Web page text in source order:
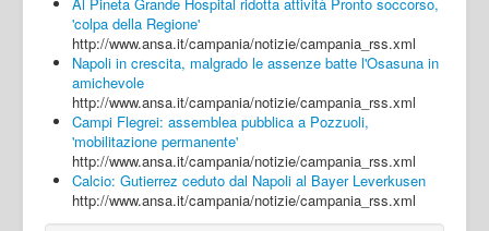
'colpa della Regione'
http://www.ansa.it/campania/notizie/campania_rss.xml
Napoli in crescita, malgrado le assenze batte l'Osasuna in
amichevole
http://www.ansa.it/campania/notizie/campania_rss.xml
Campi Flegrei: assemblea pubblica a Pozzuoli,
'mobilitazione permanente'
http://www.ansa.it/campania/notizie/campania_rss.xml
Calcio: Gutierrez ceduto dal Napoli al Bayer Leverkusen
http://www.ansa.it/campania/notizie/campania_rss.xml